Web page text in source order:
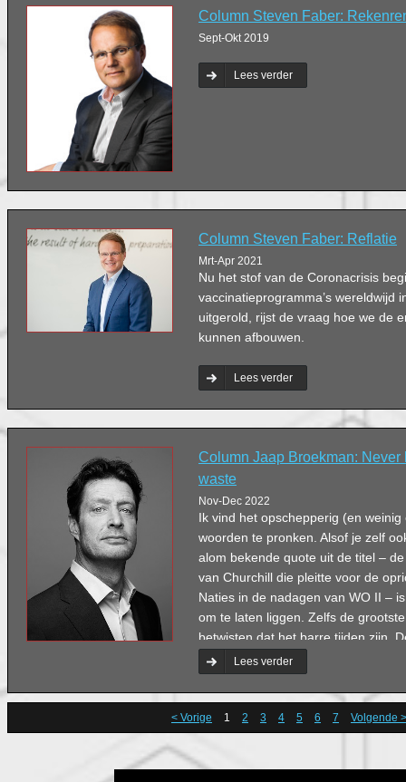
Column Steven Faber:
Sept-Okt 2019
Lees verder
Column Steven Faber: Reflatie
Mrt-Apr 2021
Nu het stof van de Coronacrisis
vaccinatieprogramma’s wereldwijd
uitgerold, rijst de vraag hoe we de
kunnen afbouwen.
Lees verder
Column Jaap Broekman: Never
waste
Nov-Dec 2022
Ik vind het opschepperig (en
woorden te pronken. Alsof je zelf
alom bekende quote uit de titel –
van Churchill die pleitte voor de
Naties in de nadagen van WO II –
om te laten liggen. Zelfs de
betwisten dat het barre tijden zijn.
uit alle hoeken en gaten.
Lees verder
< Vorige 1 2 3 4 5 6 7 Volgende >